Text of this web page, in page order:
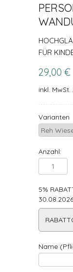
FÜR
29,00 €
inkl. MwSt.
Varianten
Anzahl:
5%
30.08.2026
Name